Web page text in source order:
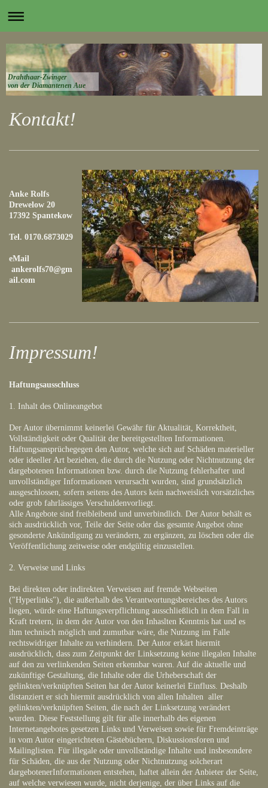
Drahthaar-Zwinger
von der Diamantenen Aue
Kontakt!
Anke Rolfs
Drewelow 20
17392 Spantekow
Tel. 0170.6873029
eMail
ankerolfs70@gm
ail.com
Impressum!
Haftungsausschluss
1. Inhalt des Onlineangebot
Der Autor übernimmt keinerlei Gewähr für Aktualität, Korrektheit,
Vollständigkeit oder Qualität der bereitgestellten Informationen.
Haftungsansprüchegegen den Autor, welche sich auf Schäden materieller
oder ideeller Art beziehen, die durch die Nutzung oder Nichtnutzung der
dargebotenen Informationen bzw. durch die Nutzung fehlerhafter und
unvollständiger Informationen verursacht wurden, sind grundsätzlich
ausgeschlossen, sofern seitens des Autors kein nachweislich vorsätzliches
oder grob fahrlässiges Verschuldenvorliegt.
Alle Angebote sind freibleibend und unverbindlich. Der Autor behält es
sich ausdrücklich vor, Teile der Seite oder das gesamte Angebot ohne
gesonderte Ankündigung zu verändern, zu ergänzen, zu löschen oder die
Veröffentlichung zeitweise oder endgültig einzustellen.
2. Verweise und Links
Bei direkten oder indirekten Verweisen auf fremde Webseiten
("Hyperlinks"), die außerhalb des Verantwortungsbereiches des Autors
liegen, würde eine Haftungsverpflichtung ausschließlich in dem Fall in
Kraft tretern, in dem der Autor von den Inhaslten Kenntnis hat und es
ihm technisch möglich und zumutbar wäre, die Nutzung im Falle
rechtswidriger Inhalte zu verhindern. Der Autor erkärt hiermit
ausdrücklich, dass zum Zeitpunkt der Linksetzung keine illegalen Inhalte
auf den zu verlinkenden Seiten erkennbar waren. Auf die aktuelle und
zukünftige Gestaltung, die Inhalte oder die Urheberschaft der
gelinkten/verknüpften Seiten hat der Autor keinerlei Einfluss. Deshalb
distanziert er sich hiermit ausdrücklich von allen Inhalten aller
gelinkten/verknüpften Seiten, die nach der Linksetzung verändert
wurden. Diese Feststellung gilt für alle innerhalb des eigenen
Internetangebotes gesetzen Links und Verweisen sowie für Fremdeinträge
in vom Autor eingerichteten Gästebüchern, Diskussionsforen und
Mailinglisten. Für illegale oder unvollständige Inhalte und insbesondere
für Schäden, die aus der Nutzung oder Nichtnutzung solcherart
dargebotenerInformationen entstehen, haftet allein der Anbieter der Seite,
auf welche verwiesen wurde, nicht derjenige, der über Links auf die